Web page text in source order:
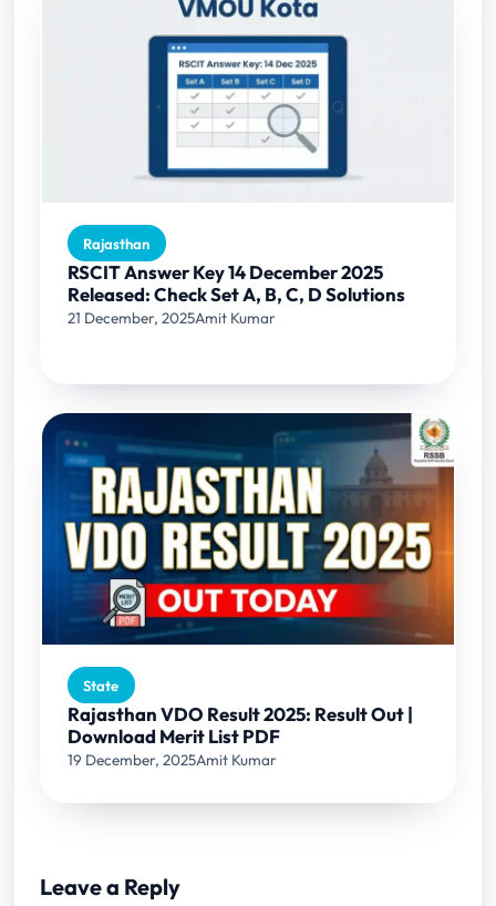
Rajasthan
RSCIT Answer Key 14 December 2025
Released: Check Set A, B, C, D Solutions
21 December, 2025Amit Kumar
State
Rajasthan VDO Result 2025: Result Out |
Download Merit List PDF
19 December, 2025Amit Kumar
Leave a Reply